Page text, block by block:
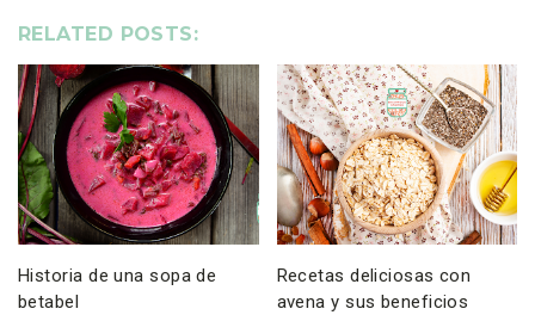
RELATED POSTS:
Historia de una sopa de
betabel
Recetas deliciosas con
avena y sus beneficios